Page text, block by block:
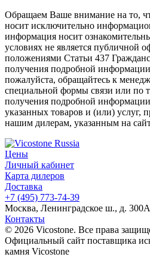
Обращаем Ваше внимание на то,
носит исключительно
информация носит
условиях не является публичной
положениями Статьи 437
получения подробной информации
пожалуйста, обращайтесь к
специальной формы связи или по
получения подробной
указанных товаров и (или) услуг,
нашим дилерам, указанным на
Цены
Личный кабинет
Карта дилеров
Доставка
+7 (495) 773-74-39
Москва, Ленинградское ш., д.
Контакты
© 2026 Vicostone. Все права
Официальный сайт поставщика
камня Vicostone